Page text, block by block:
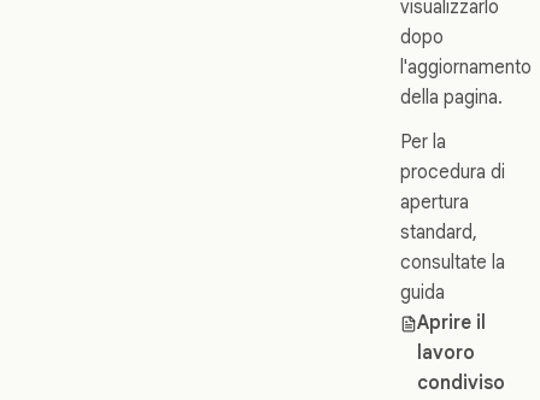
visualizzarlo
dopo
l'aggiornamento
della pagina.
Per la
procedura di
apertura
standard,
consultate la
guida
Aprire il
lavoro
condiviso